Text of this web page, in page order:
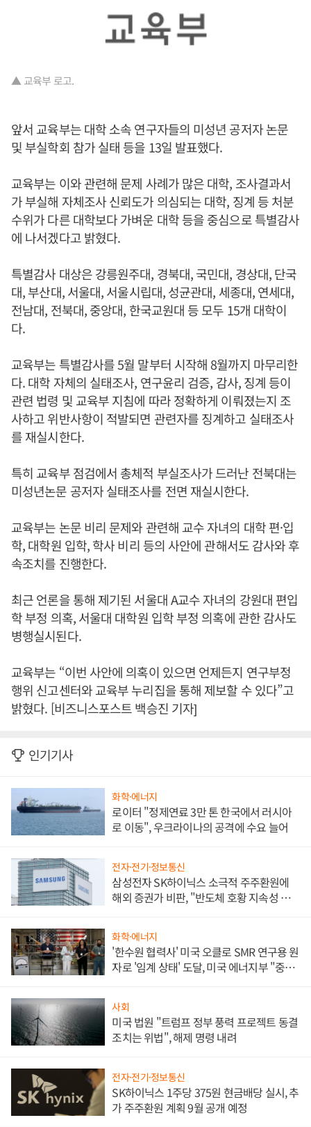
▲ 교육부 로고.
앞서 교육부는 대학 소속 연구자들의 미성년 공저자 논문
및 부실학회 참가 실태 등을 13일 발표했다.
교육부는 이와 관련해 문제 사례가 많은 대학, 조사결과서
가 부실해 자체조사 신뢰도가 의심되는 대학, 징계 등 처분
수위가 다른 대학보다 가벼운 대학 등을 중심으로 특별감사
에 나서겠다고 밝혔다.
특별감사 대상은 강릉원주대, 경북대, 국민대, 경상대, 단국
대, 부산대, 서울대, 서울시립대, 성균관대, 세종대, 연세대,
전남대, 전북대, 중앙대, 한국교원대 등 모두 15개 대학이
다.
교육부는 특별감사를 5월 말부터 시작해 8월까지 마무리한
다. 대학 자체의 실태조사, 연구윤리 검증, 감사, 징계 등이
관련 법령 및 교육부 지침에 따라 정확하게 이뤄졌는지 조
사하고 위반사항이 적발되면 관련자를 징계하고 실태조사
를 재실시한다.
특히 교육부 점검에서 총체적 부실조사가 드러난 전북대는
미성년논문 공저자 실태조사를 전면 재실시한다.
교육부는 논문 비리 문제와 관련해 교수 자녀의 대학 편·입
학, 대학원 입학, 학사 비리 등의 사안에 관해서도 감사와 후
속조치를 진행한다.
최근 언론을 통해 제기된 서울대 A교수 자녀의 강원대 편입
학 부정 의혹, 서울대 대학원 입학 부정 의혹에 관한 감사도
병행실시된다.
교육부는 “이번 사안에 의혹이 있으면 언제든지 연구부정
행위 신고센터와 교육부 누리집을 통해 제보할 수 있다”고
밝혔다. [비즈니스포스트 백승진 기자]
인기기사
화학·에너지
로이터 "정제연료 3만 톤 한국에서 러시아
로 이동", 우크라이나의 공격에 수요 늘어
전자·전기·정보통신
삼성전자 SK하이닉스 소극적 주주환원에
해외 증권가 비판, "반도체 호황 지속성 의
화학·에너지
'한수원 협력사' 미국 오클로 SMR 연구용 원
자로 '임계 상태' 도달, 미국 에너지부 "중요
사회
미국 법원 "트럼프 정부 풍력 프로젝트 동결
조치는 위법", 해제 명령 내려
전자·전기·정보통신
SK하이닉스 1주당 375원 현금배당 실시, 추
가 주주환원 계획 9월 공개 예정